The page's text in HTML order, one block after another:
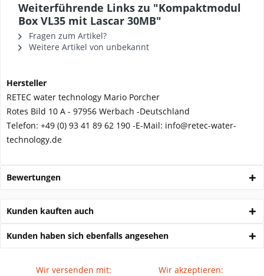
Weiterführende Links zu "Kompaktmodul
Box VL35 mit Lascar 30MB"
Fragen zum Artikel?
Weitere Artikel von unbekannt
Hersteller
RETEC water technology Mario Porcher
Rotes Bild 10 A - 97956 Werbach -Deutschland
Telefon: +49 (0) 93 41 89 62 190 -E-Mail: info@retec-water-
technology.de
Bewertungen
Kunden kauften auch
Kunden haben sich ebenfalls angesehen
Wir versenden mit: Wir akzeptieren: